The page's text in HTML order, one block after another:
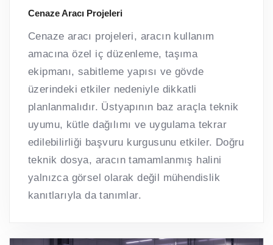
Cenaze Aracı Projeleri
Cenaze aracı projeleri, aracın kullanım
amacına özel iç düzenleme, taşıma
ekipmanı, sabitleme yapısı ve gövde
üzerindeki etkiler nedeniyle dikkatli
planlanmalıdır. Üstyapının baz araçla teknik
uyumu, kütle dağılımı ve uygulama tekrar
edilebilirliği başvuru kurgusunu etkiler. Doğru
teknik dosya, aracın tamamlanmış halini
yalnızca görsel olarak değil mühendislik
kanıtlarıyla da tanımlar.